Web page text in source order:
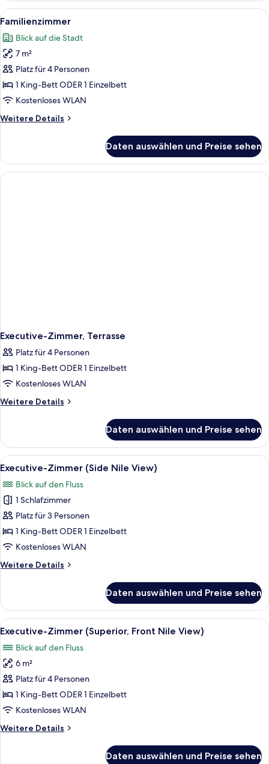
Alle
Fotos
für
Familienzimmer
anzeigen
Familienzimmer | Minibar,
7
Familienzimmer
Blick auf die Stadt
7 m²
Platz für 4 Personen
1 King-Bett ODER 1 Einzelbett
Kostenloses WLAN
Weitere Details
Weitere
Daten auswählen und Preise sehen
Executive-Zimmer, Terrasse
Platz für 4 Personen
1 King-Bett ODER 1 Einzelbett
Kostenloses WLAN
Weitere Details
Weitere
Zimmer,
Terrasse
Daten auswählen und Preise sehen
Alle
Fotos
für
Executive-
Zimmer
(Side
Nile
anzeigen
Executive-Zimmer (Side Nile View) |
2
Executive-Zimmer (Side Nile View)
Blick auf den Fluss
1 Schlafzimmer
Platz für 3 Personen
1 King-Bett ODER 1 Einzelbett
Kostenloses WLAN
Weitere Details
Weitere
Zimmer
(Side
Nile
Daten auswählen und Preise sehen
Alle
Fotos
für
Executive-
Zimmer
(Superior,
Front
View)
Executive-Zimmer (Superior, Front
11
Executive-Zimmer (Superior, Front Nile View)
Blick auf den Fluss
6 m²
Platz für 4 Personen
1 King-Bett ODER 1 Einzelbett
Kostenloses WLAN
Weitere Details
Weitere
Daten auswählen und Preise sehen